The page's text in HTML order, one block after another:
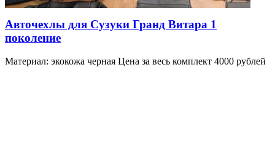
Авточехлы для Сузуки Гранд Витара 1
поколение
Материал: экокожа черная Цена за весь комплект 4000 рублей